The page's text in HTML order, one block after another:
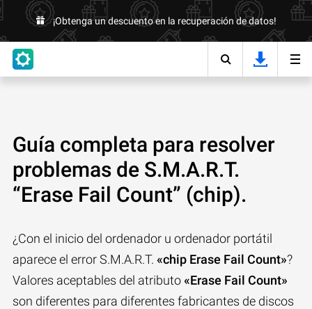
¡Obtenga un descuento en la recuperación de datos!
Guía completa para resolver
problemas de S.M.A.R.T.
“Erase Fail Count” (chip).
¿Con el inicio del ordenador u ordenador portátil
aparece el error S.M.A.R.T. «chip Erase Fail Count»?
Valores aceptables del atributo«Erase Fail Count»
son diferentes para diferentes fabricantes de discos